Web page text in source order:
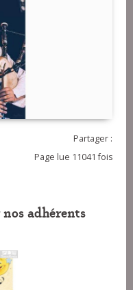
Partager :
Page lue 11041 fois
adhérents